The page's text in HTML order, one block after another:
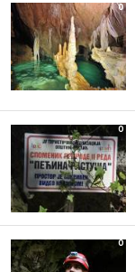
0
0
0